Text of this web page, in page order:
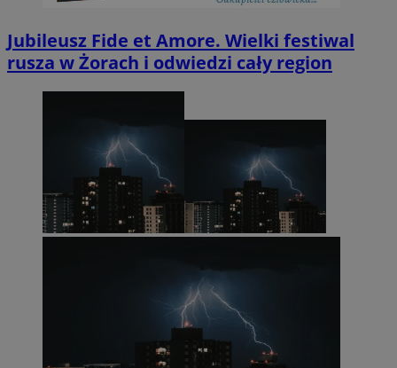
Jubileusz Fide et Amore. Wielki festiwal
rusza w Żorach i odwiedzi cały region